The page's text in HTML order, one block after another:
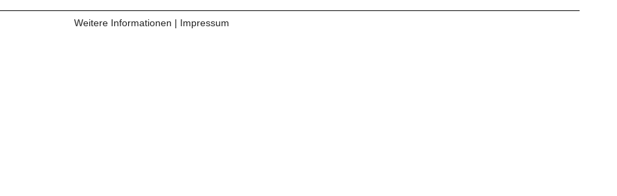
Weitere Informationen | Impressum